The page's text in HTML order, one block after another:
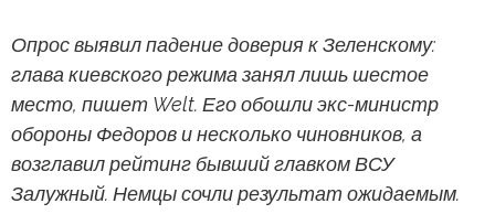
Опрос выявил падение доверия к Зеленскому:
глава киевского режима занял лишь шестое
место, пишет Welt. Его обошли экс-министр
обороны Федоров и несколько чиновников, а
возглавил рейтинг бывший главком ВСУ
Залужный. Немцы сочли результат ожидаемым.